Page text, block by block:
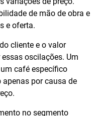
de mão de obra e
e oferta.
cliente e o valor
oscilações. Um
café específico
por causa de
no segmento